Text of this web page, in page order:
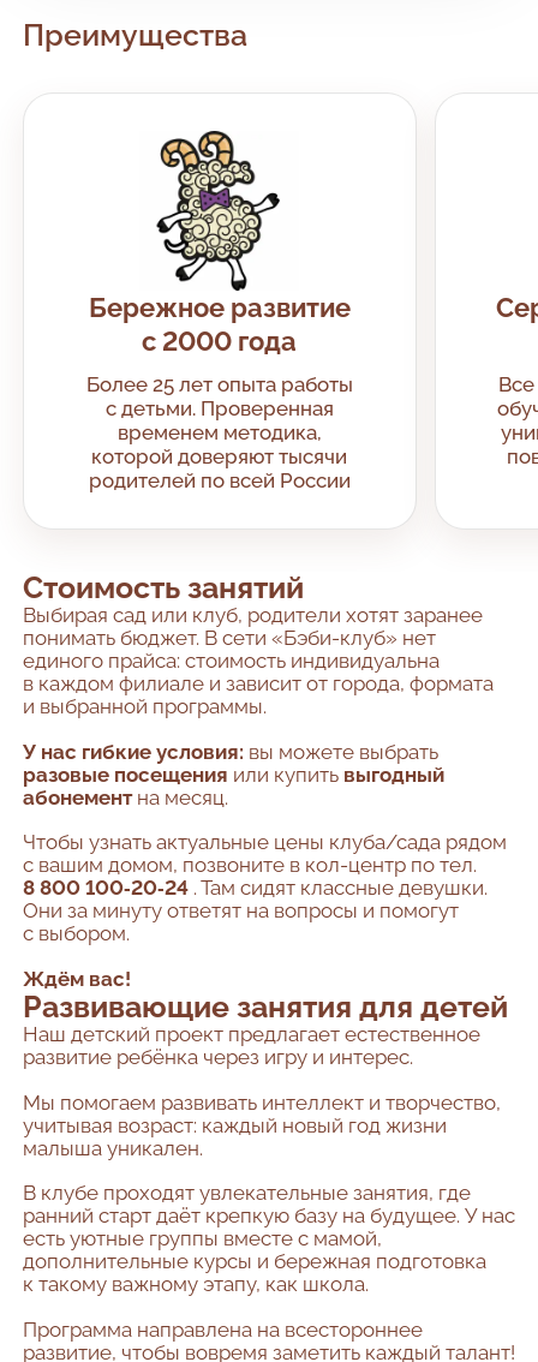
Преимущества
Бережное развитие
с 2000 года
Более 25 лет опыта работы
с детьми. Проверенная
временем методика,
которой доверяют тысячи
родителей по всей России
Стоимость занятий
Выбирая сад или клуб, родители хотят заранее
понимать бюджет. В сети «Бэби-клуб» нет
единого прайса: стоимость индивидуальна
в каждом филиале и зависит от города, формата
и выбранной программы.
У нас гибкие условия: вы можете выбрать
разовые посещения или купить выгодный
абонементна месяц.
Чтобы узнать актуальные цены клуба/сада рядом
с вашим домом, позвоните в кол-центр по тел.
8 800 100‑20‑24 . Там сидят классные девушки.
Они за минуту ответят на вопросы и помогут
с выбором.
Ждём вас!
Развивающие занятия для детей
Наш детский проект предлагает естественное
развитие ребёнка через игру и интерес.
Мы помогаем развивать интеллект и творчество,
учитывая возраст: каждый новый год жизни
малыша уникален.
В клубе проходят увлекательные занятия, где
ранний старт даёт крепкую базу на будущее. У нас
есть уютные группы вместе с мамой,
дополнительные курсы и бережная подготовка
к такому важному этапу, как школа.
Программа направлена на всестороннее
развитие, чтобы вовремя заметить каждый талант!